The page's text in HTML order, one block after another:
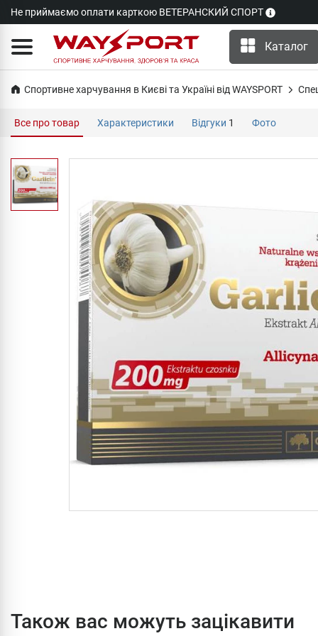
Не приймаємо оплати карткою ВЕТЕРАНСКИЙ СПОРТ
Каталог
Спортивне харчування в Києві та Україні від WAYSPORT
Все про товар Характеристики Відгуки 1 Фото
Також вас можуть зацікавити